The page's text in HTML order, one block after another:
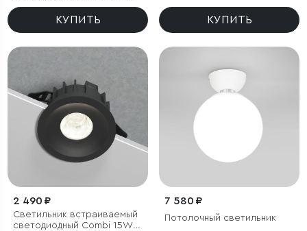
3000K белый
КУПИТЬ КУПИТЬ
2 490 ₽
Светильник встраиваемый
светодиодный Combi 15W
7 580 ₽
Потолочный светильник